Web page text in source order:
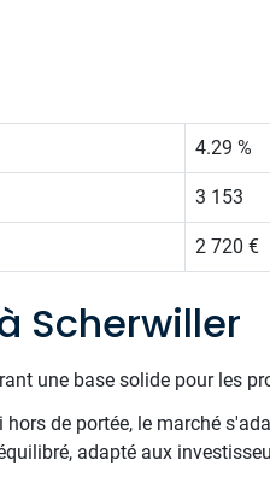
4.29 %
3 153
2 720 €
Scherwiller
une base solide pour les
de portée, le marché
adapté aux